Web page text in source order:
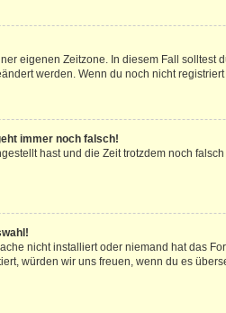
eigenen Zeitzone. In diesem Fall
werden. Wenn du noch nicht
immer noch falsch!
hast und die Zeit trotzdem noch
nicht installiert oder niemand hat das
würden wir uns freuen, wenn du es